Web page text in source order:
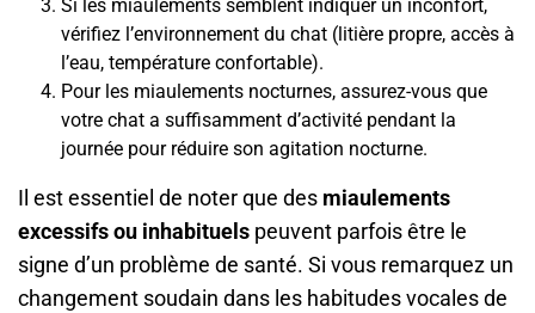
Si les miaulements semblent indiquer un inconfort,
vérifiez l’environnement du chat (litière propre, accès à
l’eau, température confortable).
Pour les miaulements nocturnes, assurez-vous que
votre chat a suffisamment d’activité pendant la
journée pour réduire son agitation nocturne.
Il est essentiel de noter que des miaulements
excessifs ou inhabituels peuvent parfois être le
signe d’un problème de santé. Si vous remarquez un
changement soudain dans les habitudes vocales de